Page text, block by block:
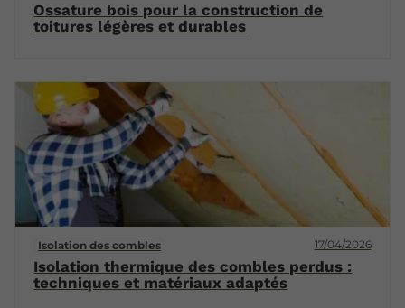
Ossature bois pour la construction de
toitures légères et durables
Isolation des combles 17/04/2026
Isolation thermique des combles perdus :
techniques et matériaux adaptés